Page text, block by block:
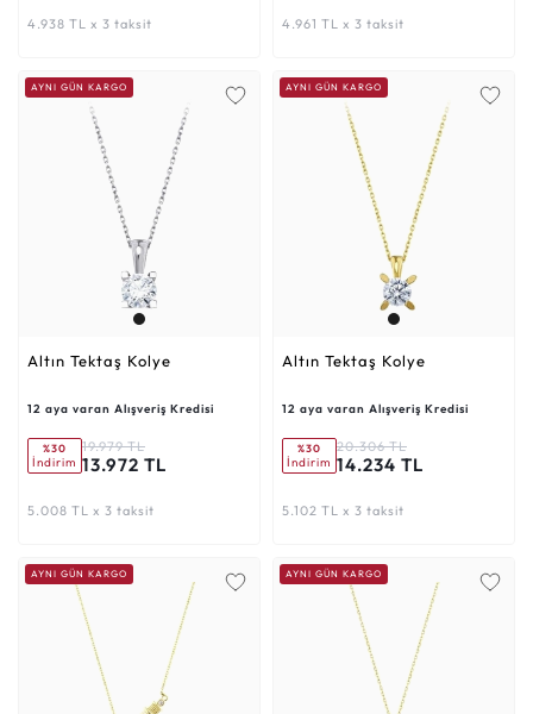
4.938 TL x 3 taksit 4.961 TL x 3 taksit
AYNI GÜN KARGO
Altın Tektaş Kolye
12 aya varan Alışveriş Kredisi
%30
İndirim
19.979 TL
13.972 TL
5.008 TL x 3 taksit
AYNI GÜN KARGO
Altın Tektaş Kolye
12 aya varan Alışveriş Kredisi
%30
İndirim
20.306 TL
14.234 TL
5.102 TL x 3 taksit
AYNI GÜN KARGO AYNI GÜN KARGO